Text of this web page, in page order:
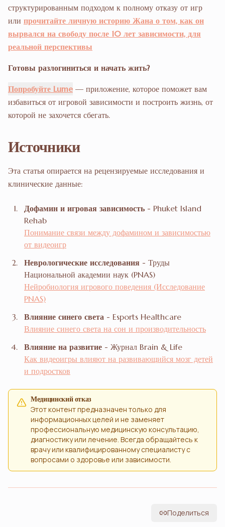
структурированным подходом к полному отказу от игр
или прочитайте личную историю Жана о том, как он
вырвался на свободу после 10 лет зависимости, для
реальной перспективы
Готовы разлогиниться и начать жить?
Попробуйте Lume — приложение, которое поможет вам
избавиться от игровой зависимости и построить жизнь, от
которой не захочется сбегать.
Источники
Эта статья опирается на рецензируемые исследования и
клинические данные:
Дофамин и игровая зависимость - Phuket Island
Rehab
Понимание связи между дофамином и зависимостью
от видеоигр
Неврологические исследования - Труды
Национальной академии наук (PNAS)
Нейробиология игрового поведения (Исследование
PNAS)
Влияние синего света - Esports Healthcare
Влияние синего света на сон и производительность
Влияние на развитие - Журнал Brain & Life
Как видеоигры влияют на развивающийся мозг детей
и подростков
Медицинский отказ
Этот контент предназначен только для
информационных целей и не заменяет
профессиональную медицинскую консультацию,
диагностику или лечение. Всегда обращайтесь к
врачу или квалифицированному специалисту с
вопросами о здоровье или зависимости.
Поделиться